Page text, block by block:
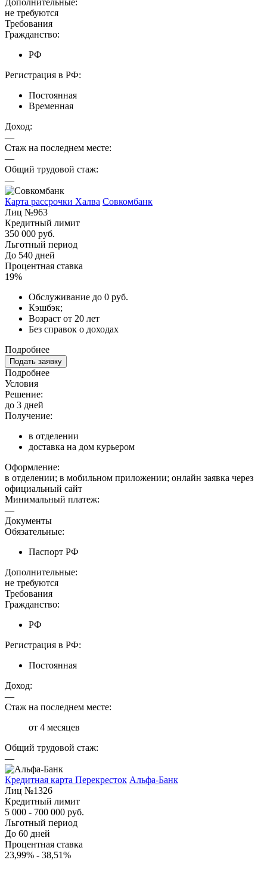
не требуются
Требования
Гражданство:
РФ
Регистрация в РФ:
Постоянная
Временная
Доход:
—
Стаж на последнем месте:
—
Общий трудовой стаж:
—
Карта рассрочки Халва Совкомбанк
Лиц №963
Кредитный лимит
350 000 руб.
Льготный период
До 540 дней
Процентная ставка
19%
Обслуживание до 0 руб.
Кэшбэк;
Возраст от 20 лет
Без справок о доходах
Подробнее
Подать заявку
Подробнее
Условия
Решение:
до 3 дней
Получение:
в отделении
доставка на дом курьером
Оформление:
в отделении; в мобильном приложении; онлайн заявка через
официальный сайт
Минимальный платеж:
—
Документы
Обязательные:
Паспорт РФ
Дополнительные:
не требуются
Требования
Гражданство:
РФ
Регистрация в РФ:
Постоянная
Доход:
—
Стаж на последнем месте:
от 4 месяцев
Общий трудовой стаж:
—
Кредитная карта Перекресток Альфа-Банк
Лиц №1326
Кредитный лимит
5 000 - 700 000 руб.
Льготный период
До 60 дней
Процентная ставка
23,99% - 38,51%